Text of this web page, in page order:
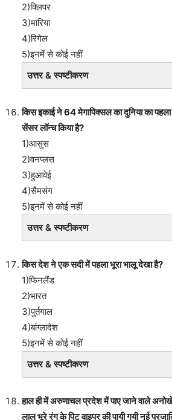
2)क्लिपर
3)मारिया
4)रिगेल
5)इनमें से कोई नहीं
उत्तर & स्पष्टीकरण
किस इकाई ने 64 मेगापिक्सल का दुनिया का
सेंसर लॉन्च किया है?
1)आसुस
2)वनप्लस
3)हुआवेई
4)सैमसंग
5)इनमें से कोई नहीं
उत्तर & स्पष्टीकरण
किस देश ने एक सदी में पहला भूरा भालू देखा है?
1)फिनलैंड
2)भारत
3)पुर्तगाल
4)बांग्लादेश
5)इनमें से कोई नहीं
उत्तर & स्पष्टीकरण
हाल ही में अरुणाचल प्रदेश में पाए जाने वाले
लाल भूरे रंग के पिट वाइपर की पायी गयी नई